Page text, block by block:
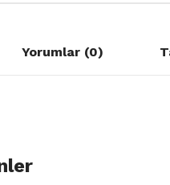
Yorumlar (0)
tarafımıza iletebilirsiniz.